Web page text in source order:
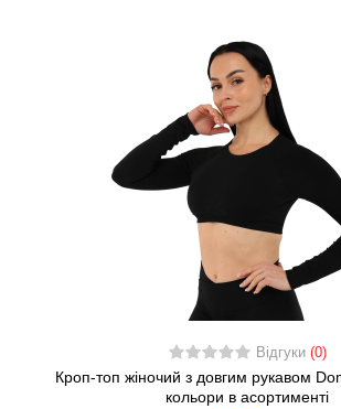
Відгуки (0)
Кроп-топ жіночий з довгим рукавом
кольори в асортименті